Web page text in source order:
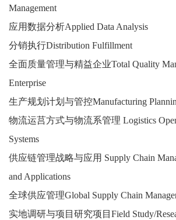
Management
应用数据分析Applied Data Analysis
分销执行Distribution Fulfillment
全面质量管理与精益企业Total Quality
Enterprise
生产规划计划与管控Manufacturing
物流运莒方式与物流系管理 Logistics
Systems
供应链管理战略与应用 Supply Chain
and Applications
全球供应管理Global Supply Chain
实地调研与项目研究项目Field Study/